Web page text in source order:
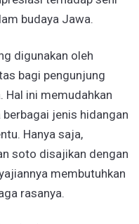
budaya Jawa.
digunakan oleh
bagi pengunjung
Hal ini memudahkan
jenis hidangan
Hanya saja,
soto disajikan dengan
membutuhkan
rasanya.